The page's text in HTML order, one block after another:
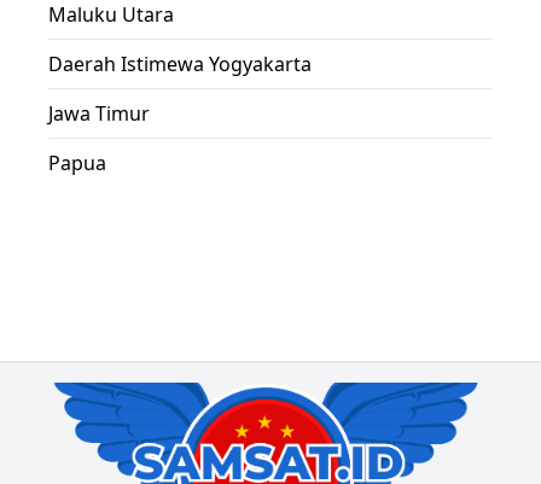
Maluku Utara
Daerah Istimewa Yogyakarta
Jawa Timur
Papua